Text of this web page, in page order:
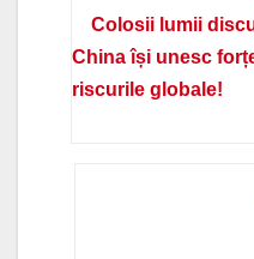
Colosii lumii
China își unesc
riscurile globale!